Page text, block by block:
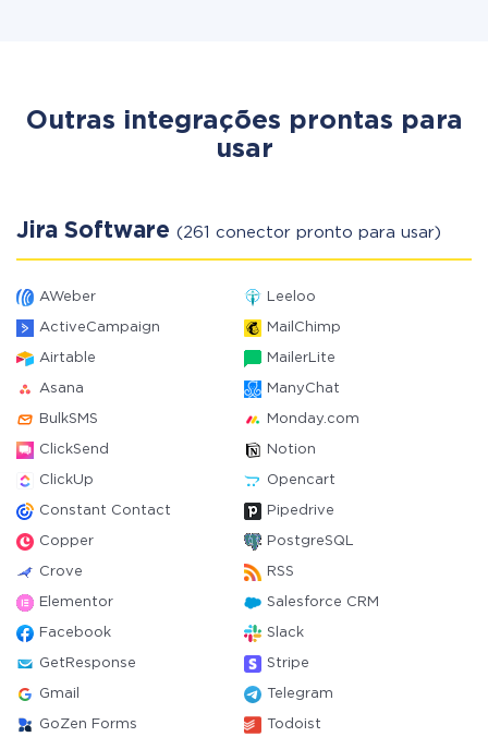
Outras integrações prontas para
usar
Jira Software (261 conector pronto para usar)
AWeber Leeloo
ActiveCampaign MailChimp
Airtable MailerLite
Asana ManyChat
BulkSMS Monday.com
ClickSend Notion
ClickUp Opencart
Constant Contact Pipedrive
Copper PostgreSQL
Crove RSS
Elementor Salesforce CRM
Facebook Slack
GetResponse Stripe
Gmail Telegram
GoZen Forms Todoist